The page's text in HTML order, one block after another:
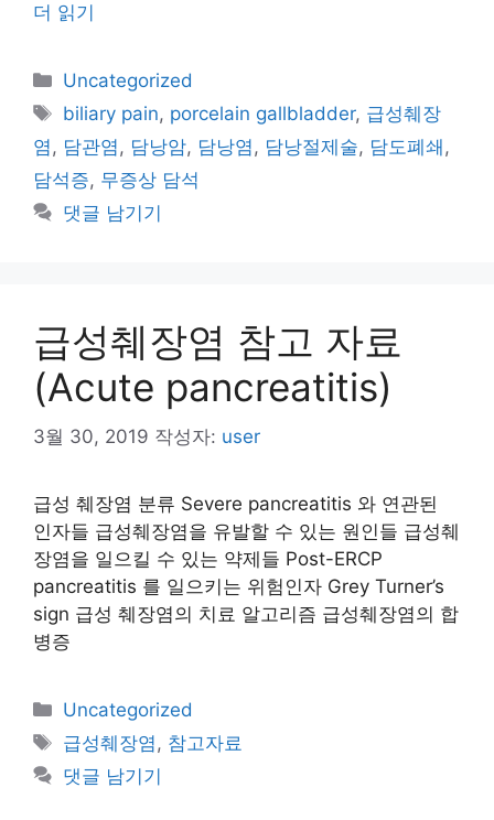
더 읽기
카
테
리
Uncategorized
태
그
biliary pain, porcelain gallbladder, 급성췌장
염, 담관염, 담낭암, 담낭염, 담낭절제술, 담도폐쇄 ,
담석증, 무증상 담석
댓글 남기기
급성췌장염 참고 자료
(Acute pancreatitis)
3월 30, 2019 작성자: user
급성 췌장염 분류 Severe pancreatitis 와 연관된
인자들 급성췌장염을 유발할 수 있는 원인들 급성췌
장염을 일으킬 수 있는 약제들 Post-ERCP
pancreatitis 를 일으키는 위험인자 Grey Turner’s
sign 급성 췌장염의 치료 알고리즘 급성췌장염의 합
병증
카
테
고
리
Uncategorized
태
그
급성췌장염 , 참고자료
댓글 남기기